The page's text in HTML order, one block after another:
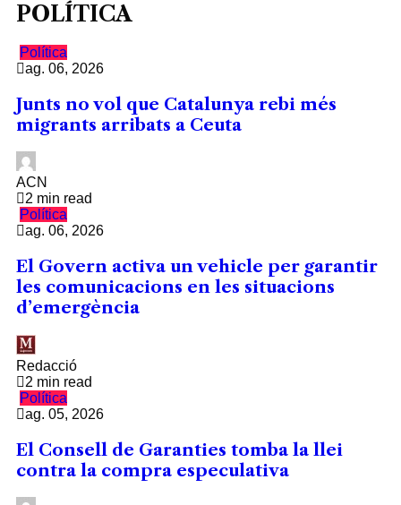
POLÍTICA
Política
ag. 06, 2026
Junts no vol que Catalunya rebi més
migrants arribats a Ceuta
ACN
2 min read
Política
ag. 06, 2026
El Govern activa un vehicle per garantir
les comunicacions en les situacions
d’emergència
Redacció
2 min read
Política
ag. 05, 2026
El Consell de Garanties tomba la llei
contra la compra especulativa